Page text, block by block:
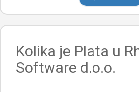
Kolika je Plata u
Software d.o.o.